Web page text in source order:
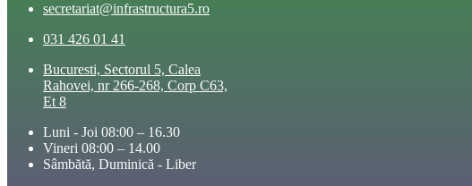
secretariat@infrastructura5.ro
031 426 01 41
Bucuresti, Sectorul 5, Calea
Rahovei, nr 266-268, Corp C63,
Et 8
Luni - Joi 08:00 – 16.30
Vineri 08:00 – 14.00
Sâmbătă, Duminică - Liber